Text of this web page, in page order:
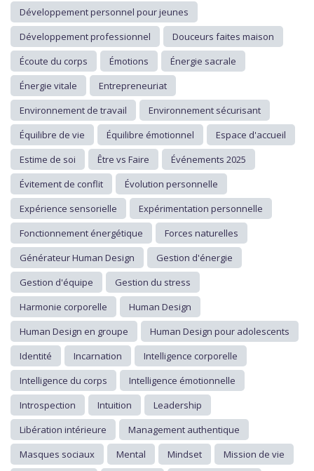
Développement personnel pour jeunes
Développement professionnel
Douceurs faites maison
Écoute du corps
Émotions
Énergie sacrale
Énergie vitale
Entrepreneuriat
Environnement de travail
Environnement sécurisant
Équilibre de vie
Équilibre émotionnel
Espace d'accueil
Estime de soi
Être vs Faire
Événements 2025
Évitement de conflit
Évolution personnelle
Expérience sensorielle
Expérimentation personnelle
Fonctionnement énergétique
Forces naturelles
Générateur Human Design
Gestion d'énergie
Gestion d'équipe
Gestion du stress
Harmonie corporelle
Human Design
Human Design en groupe
Human Design pour adolescents
Identité
Incarnation
Intelligence corporelle
Intelligence du corps
Intelligence émotionnelle
Introspection
Intuition
Leadership
Libération intérieure
Management authentique
Masques sociaux
Mental Mindset
Mission de vie